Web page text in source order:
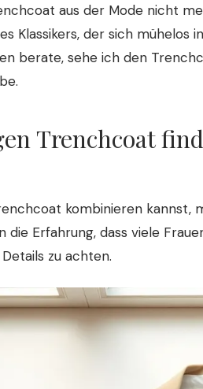
aus der Mode nicht
Klassikers, der sich mühelos in
berate, sehe ich den
Trenchcoat
kombinieren kannst,
die Erfahrung, dass viele
zu achten.